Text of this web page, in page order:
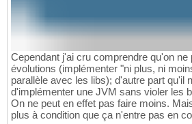
Cependant j'ai cru comprendre qu'on ne
évolutions (implémenter "ni plus, ni
parallèle avec les libs); d'autre part qu'il
d'implémenter une JVM sans violer les
On ne peut en effet pas faire moins.
plus à condition que ça n'entre pas en